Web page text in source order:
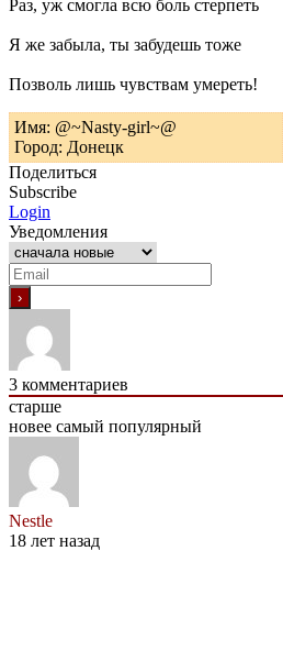
Раз, уж смогла всю боль стерпеть
Я же забыла, ты забудешь тоже
Позволь лишь чувствам умереть!
Имя: @~Nasty-girl~@
Город: Донецк
Поделиться
Subscribe
Login
Уведомления
3 комментариев
старше
новее самый популярный
Nestle
18 лет назад